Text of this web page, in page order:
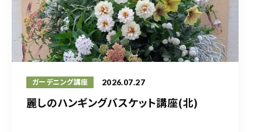
ガーデニング講座 2026.07.27
麗しのハンギングバスケット講座(北)